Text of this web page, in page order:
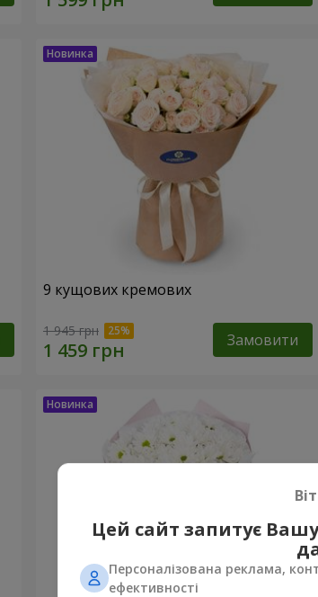
9 кущових кремових
1 945 грн Замовити
Цей сайт запитує
Персоналізована реклама,
ефективності